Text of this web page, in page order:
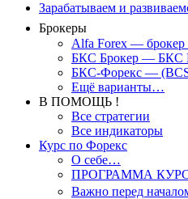
Зарабатываем и
Брокеры
Alfa Forex — брокер
БКС Брокер — БКС
БКС-Форекс —
Ещё варианты…
В ПОМОЩЬ !
Все стратегии
Все индикаторы
Курс по Форекс
О себе…
ПРОГРАММА
Важно перед